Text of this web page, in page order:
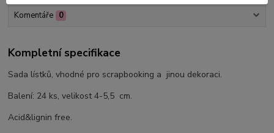
Komentáře 0
Kompletní specifikace
Sada lístků, vhodné pro scrapbooking a jinou dekoraci.
Balení: 24 ks, velikost 4-5,5 cm.
Acid&lignin free.